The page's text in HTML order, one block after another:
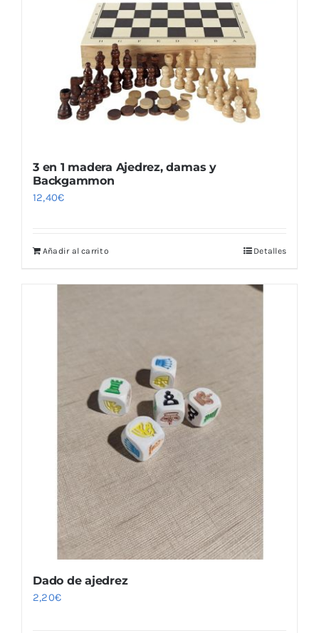
3 en 1 madera Ajedrez, damas y
Backgammon
12,40€
Añadir al carrito Detalles
Dado de ajedrez
2,20€